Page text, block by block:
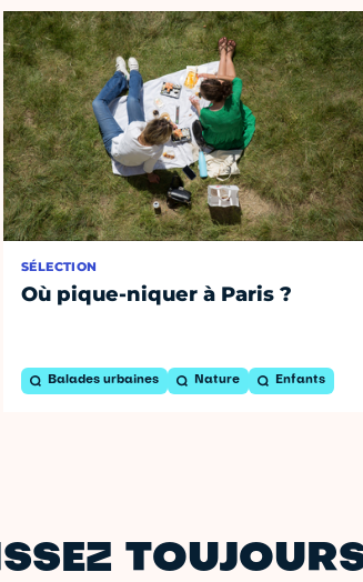
SÉLECTION
Où pique-niquer à Paris ?
Balades urbaines Nature Enfants